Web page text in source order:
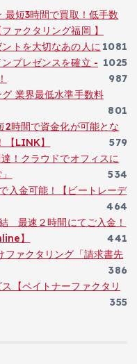
短3時間で買取！低手数
ァクタリング福岡 】
1081
トを大切なあの人に
1025
プレゼンスを確立 -
987
業界最低水準手数料
801
2時間で資金化が可能とな
【LINK】
579
！クラウドでオフィスに
534
入金可能！【ビートレーデ
464
最速２時間にてご入金！
】
441
ファクタリング「請求書先
386
【ペイトナーファクタリ
355